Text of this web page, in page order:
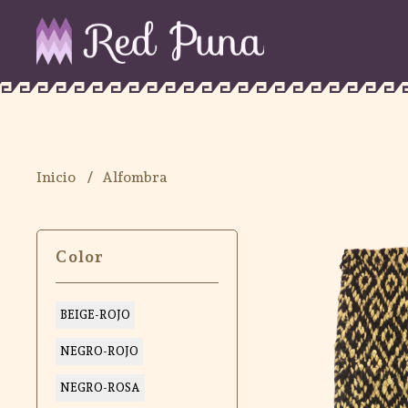
Inicio Alfombra
Color
BEIGE-ROJO
NEGRO-ROJO
NEGRO-ROSA